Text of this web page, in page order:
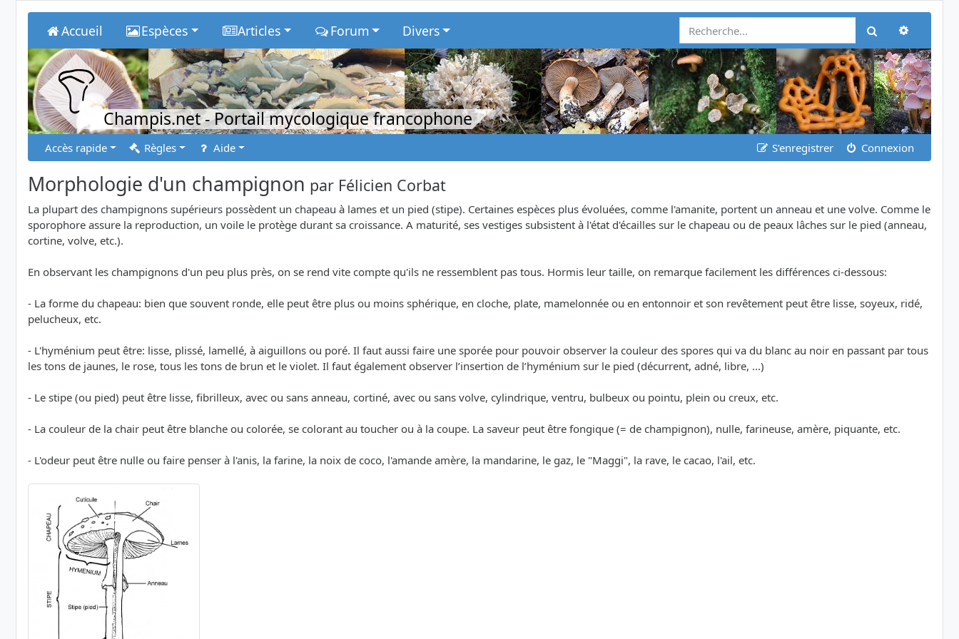
Accueil Espèces Articles Forum Divers Rechercher
Champis.net- Portail mycologique francophone
Accès rapide Règles Aide S’enregistrer Connexion
Morphologie d'un champignon par Félicien Corbat
La plupart des champignons supérieurs possèdent un chapeau à lames et un pied (stipe). Certaines espèces plus évoluées, comme l'amanite, portent un anneau et une volve. Comme le
sporophore assure la reproduction, un voile le protège durant sa croissance. A maturité, ses vestiges subsistent à l'état d'écailles sur le chapeau ou de peaux lâches sur le pied (anneau,
cortine, volve, etc.).
En observant les champignons d'un peu plus près, on se rend vite compte qu'ils ne ressemblent pas tous. Hormis leur taille, on remarque facilement les différences ci-dessous:
- La forme du chapeau: bien que souvent ronde, elle peut être plus ou moins sphérique, en cloche, plate, mamelonnée ou en entonnoir et son revêtement peut être lisse, soyeux, ridé,
pelucheux, etc.
- L'hyménium peut être: lisse, plissé, lamellé, à aiguillons ou poré. Il faut aussi faire une sporée pour pouvoir observer la couleur des spores qui va du blanc au noir en passant par tous
les tons de jaunes, le rose, tous les tons de brun et le violet. Il faut également observer l’insertion de l’hyménium sur le pied (décurrent, adné, libre, ...)
- Le stipe (ou pied) peut être lisse, fibrilleux, avec ou sans anneau, cortiné, avec ou sans volve, cylindrique, ventru, bulbeux ou pointu, plein ou creux, etc.
- La couleur de la chair peut être blanche ou colorée, se colorant au toucher ou à la coupe. La saveur peut être fongique (= de champignon), nulle, farineuse, amère, piquante, etc.
- L'odeur peut être nulle ou faire penser à l'anis, la farine, la noix de coco, l'amande amère, la mandarine, le gaz, le "Maggi", la rave, le cacao, l'ail, etc.